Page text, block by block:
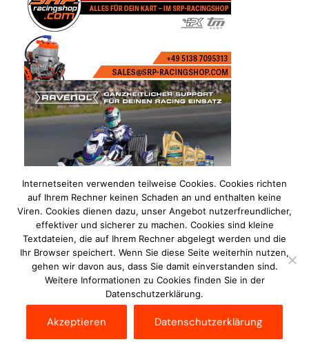
Impressum Datenschutzerklärung
Disclaimer
Kontakt
Internetseiten verwenden teilweise Cookies. Cookies richten
auf Ihrem Rechner keinen Schaden an und enthalten keine
Viren. Cookies dienen dazu, unser Angebot nutzerfreundlicher,
effektiver und sicherer zu machen. Cookies sind kleine
Textdateien, die auf Ihrem Rechner abgelegt werden und die
Ihr Browser speichert. Wenn Sie diese Seite weiterhin nutzen,
gehen wir davon aus, dass Sie damit einverstanden sind.
Weitere Informationen zu Cookies finden Sie in der
Datenschutzerklärung.
Akzeptieren Datenschutzerklärung